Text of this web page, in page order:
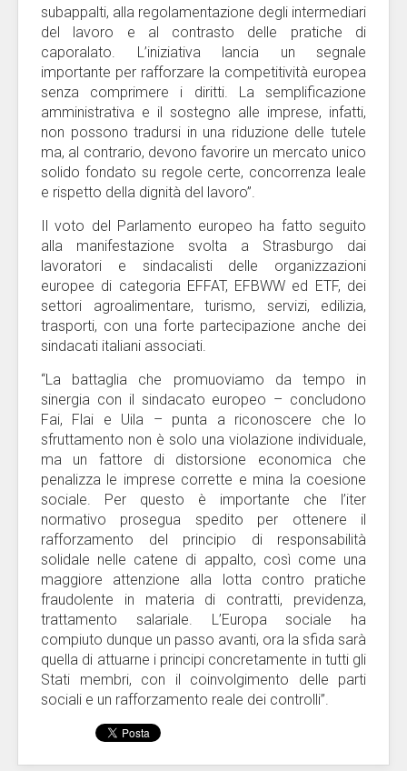
subappalti, alla regolamentazione degli intermediari
del lavoro e al contrasto delle pratiche di
caporalato. L’iniziativa lancia un segnale
importante per rafforzare la competitività europea
senza comprimere i diritti. La semplificazione
amministrativa e il sostegno alle imprese, infatti,
non possono tradursi in una riduzione delle tutele
ma, al contrario, devono favorire un mercato unico
solido fondato su regole certe, concorrenza leale
e rispetto della dignità del lavoro”.
Il voto del Parlamento europeo ha fatto seguito
alla manifestazione svolta a Strasburgo dai
lavoratori e sindacalisti delle organizzazioni
europee di categoria EFFAT, EFBWW ed ETF, dei
settori agroalimentare, turismo, servizi, edilizia,
trasporti, con una forte partecipazione anche dei
sindacati italiani associati.
“La battaglia che promuoviamo da tempo in
sinergia con il sindacato europeo – concludono
Fai, Flai e Uila – punta a riconoscere che lo
sfruttamento non è solo una violazione individuale,
ma un fattore di distorsione economica che
penalizza le imprese corrette e mina la coesione
sociale. Per questo è importante che l’iter
normativo prosegua spedito per ottenere il
rafforzamento del principio di responsabilità
solidale nelle catene di appalto, così come una
maggiore attenzione alla lotta contro pratiche
fraudolente in materia di contratti, previdenza,
trattamento salariale. L’Europa sociale ha
compiuto dunque un passo avanti, ora la sfida sarà
quella di attuarne i principi concretamente in tutti gli
Stati membri, con il coinvolgimento delle parti
sociali e un rafforzamento reale dei controlli”.